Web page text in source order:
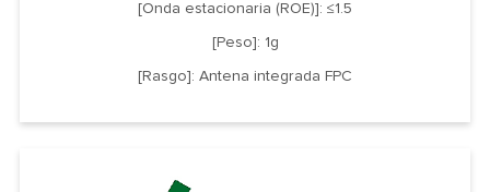
[Onda estacionaria (ROE)]: ≤1.5
[Peso]: 1g
[Rasgo]: Antena integrada FPC